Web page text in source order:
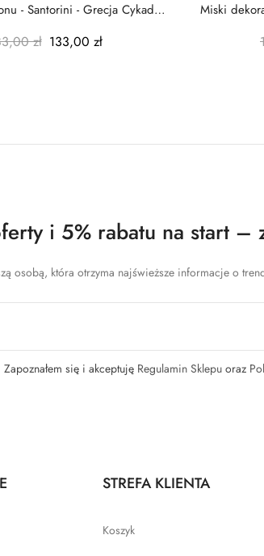
- Santorini - Grecja Cykady
zł 133,00 zł
Miski
i 5% rabatu na start –
osobą, która otrzyma najświeższe informacje o
Zapoznałem się i akceptuję Regulamin Sklepuoraz
STREFA KLIENTA
Koszyk